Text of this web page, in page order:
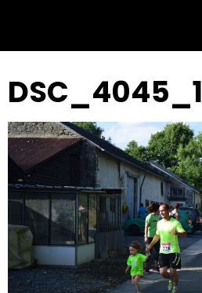
DSC_4045_1